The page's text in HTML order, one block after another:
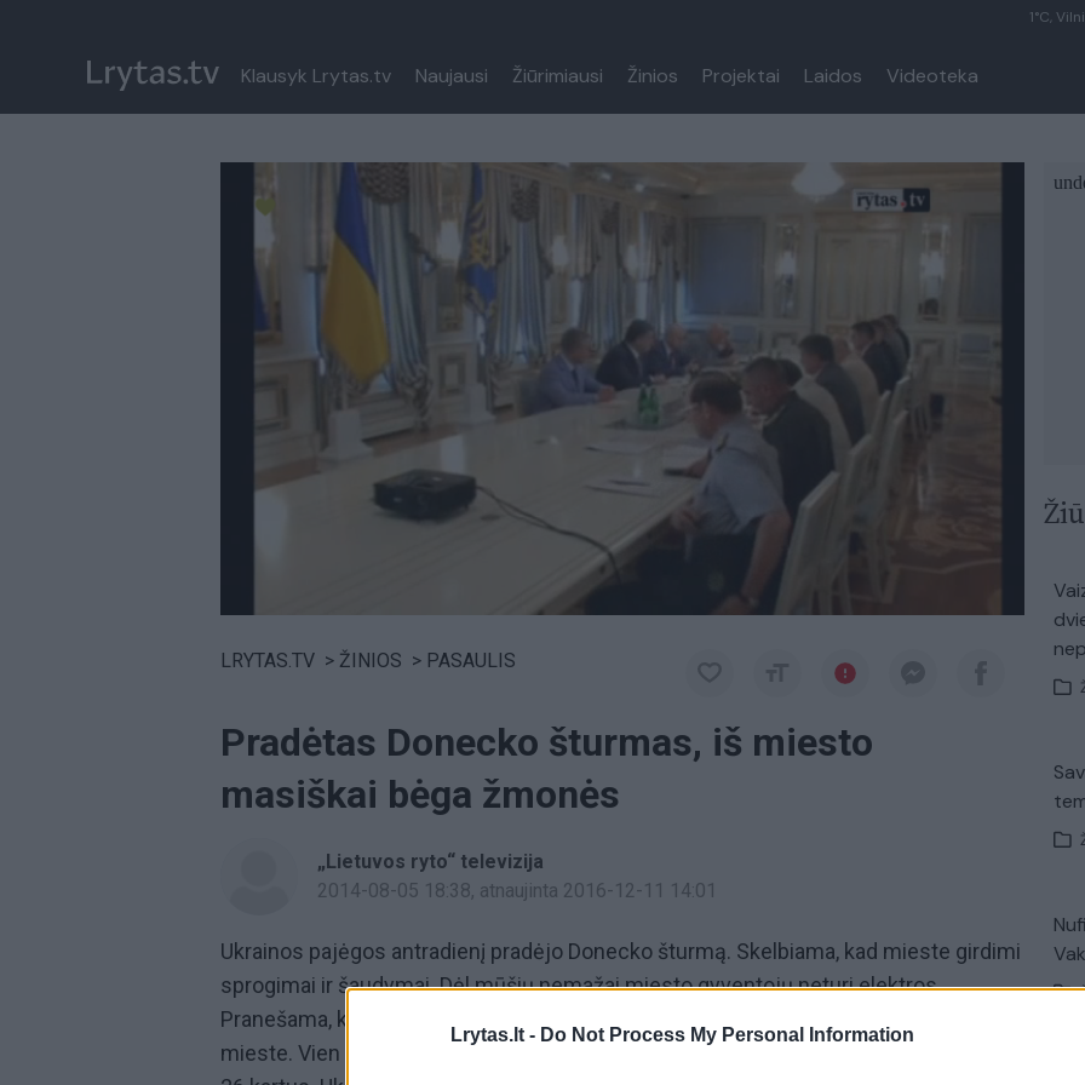
Lrytas.lt - Do Not Process My Personal Information
1°C,
Klausyk Lrytas.tv Naujausi Žiūrimiausi Žinios Projektai Laidos Videoteka
Paremkite Ukrainą
LRYTAS.TV > ŽINIOS > PASAULIS
Pradėtas Donecko šturmas, iš miesto
masiškai bėga žmonės
„Lietuvos ryto“ televizija
2014-08-05 18:38, atnaujinta 2016-12-11 14:01
Ukrainos pajėgos antradienį pradėjo Donecko šturmą. Skelbiama, kad mieste girdimi
sprogimai ir šaudymai. Dėl mūšių nemažai miesto gyventojų neturi elektros.
Pranešama, kad Rusijos remiami kovotojai susprogdino ir daugiau nei dešimt tiltų
mieste. Vien pastarąją parą vyriausybinės pajėgos su separatistais jėgas surėmė